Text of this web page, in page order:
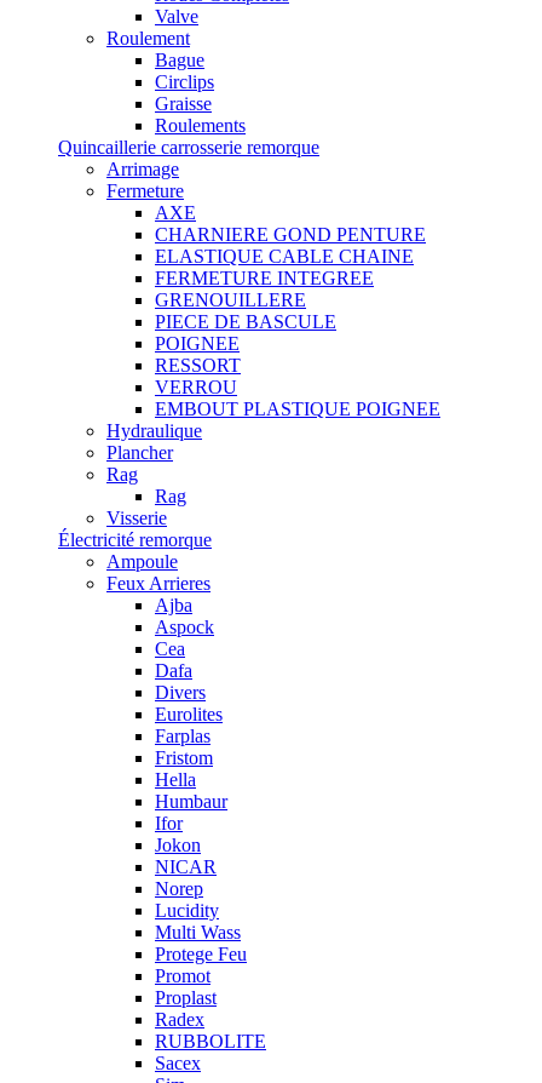
Valve
Roulement
Bague
Circlips
Graisse
Roulements
Quincaillerie carrosserie remorque
Arrimage
Fermeture
AXE
CHARNIERE GOND PENTURE
ELASTIQUE CABLE CHAINE
FERMETURE INTEGREE
GRENOUILLERE
PIECE DE BASCULE
POIGNEE
RESSORT
VERROU
EMBOUT PLASTIQUE POIGNEE
Hydraulique
Plancher
Rag
Rag
Visserie
Électricité remorque
Ampoule
Feux Arrieres
Ajba
Aspock
Cea
Dafa
Divers
Eurolites
Farplas
Fristom
Hella
Humbaur
Ifor
Jokon
NICAR
Norep
Lucidity
Multi Wass
Protege Feu
Promot
Proplast
Radex
RUBBOLITE
Sacex